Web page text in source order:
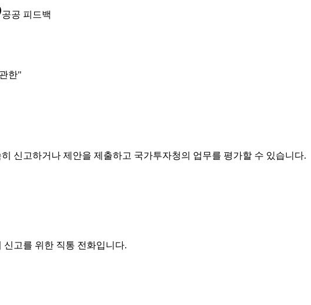
공공 피드백
한"
신고하거나 제안을 제출하고 국가투자청의 업무를 평가할 수 있습니다.
고를 위한 직통 전화입니다.